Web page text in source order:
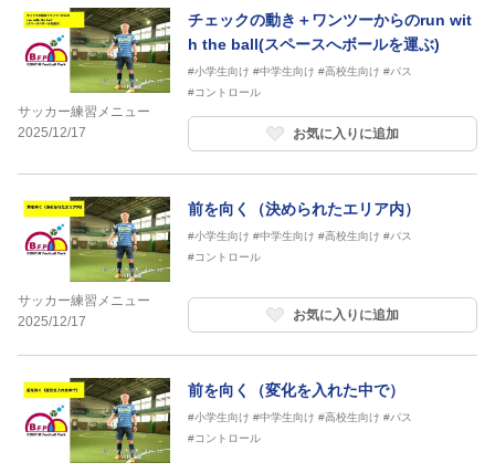
サッカー練習メニュー
2025/12/17
チェックの動き＋ワンツーからのrun wit
h the ball(スペースへボールを運ぶ)
#小学生向け #中学生向け #高校生向け #パス
#コントロール
お気に入りに追加
サッカー練習メニュー
2025/12/17
前を向く（決められたエリア内）
#小学生向け #中学生向け #高校生向け #パス
#コントロール
お気に入りに追加
前を向く（変化を入れた中で）
#小学生向け #中学生向け #高校生向け #パス
#コントロール